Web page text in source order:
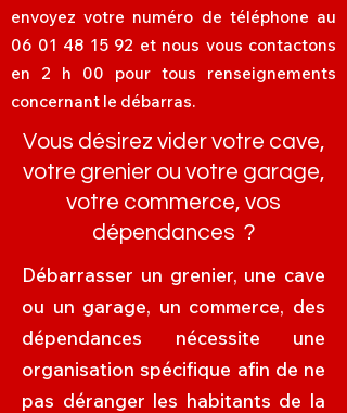
envoyez votre numéro de téléphone au
06 01 48 15 92 et nous vous contactons
en 2 h 00 pour tous renseignements
concernant le débarras.
Vous désirez vider votre cave,
votre grenier ou votre garage,
votre commerce, vos
dépendances ?
Débarrasser un grenier, une cave
ou un garage, un commerce, des
dépendances nécessite une
organisation spécifique afin de ne
pas déranger les habitants de la